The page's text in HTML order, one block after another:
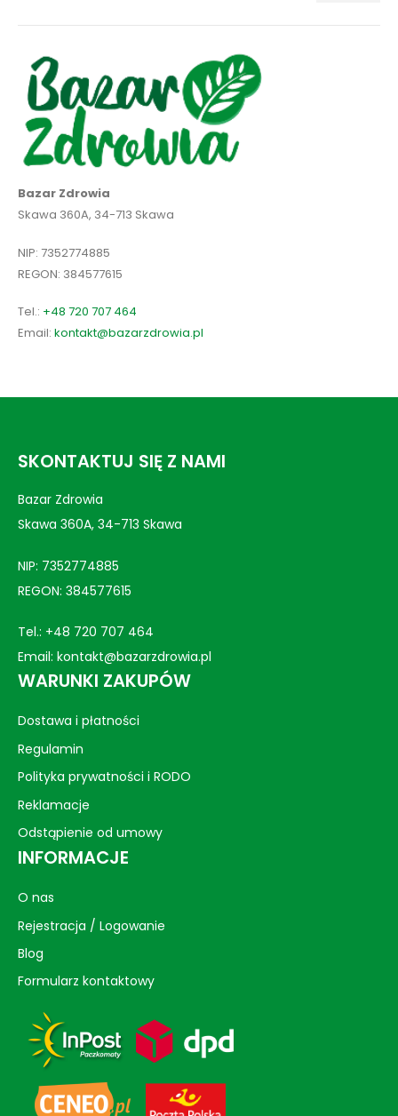
Bazar Zdrowia
Skawa 360A, 34-713 Skawa
NIP: 7352774885
REGON: 384577615
Tel.: +48 720 707 464
Email: kontakt@bazarzdrowia.pl
SKONTAKTUJ SIĘ Z NAMI
Bazar Zdrowia
Skawa 360A, 34-713 Skawa
NIP: 7352774885
REGON: 384577615
Tel.: +48 720 707 464
Email: kontakt@bazarzdrowia.pl
WARUNKI ZAKUPÓW
Dostawa i płatności
Regulamin
Polityka prywatności i RODO
Reklamacje
Odstąpienie od umowy
INFORMACJE
O nas
Rejestracja / Logowanie
Blog
Formularz kontaktowy